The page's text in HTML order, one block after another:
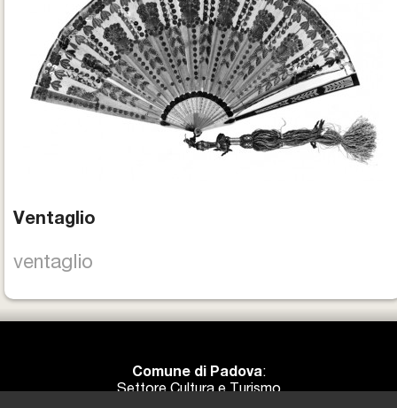
Ventaglio
ventaglio
Comune di Padova:
Settore Cultura e Turismo